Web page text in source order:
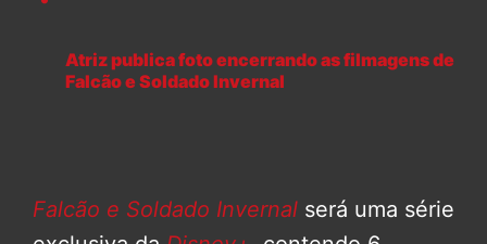
Atriz publica foto encerrando as filmagens de
Falcão e Soldado Invernal
Falcão e Soldado Invernal será uma série